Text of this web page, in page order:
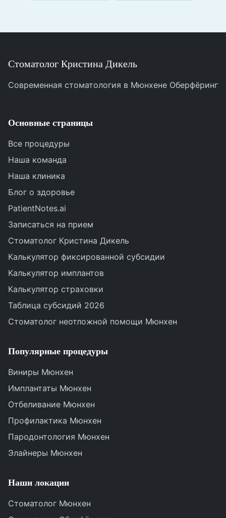
Стоматолог Кристина Дикель
Современная стоматология в Мюнхене Оберфёринг
Основные страницы
Все процедуры
Наша команда
Наша клиника
Блог о здоровье
PatientNotes.ai
Записаться на прием
Стоматолог Кристина Дикель
Калькулятор фиксированной субсидии
Калькулятор имплантов
Калькулятор страховки
Таблица субсидий 2026
Стоматолог неотложной помощи Мюнхен
Популярные процедуры
Виниры Мюнхен
Имплантаты Мюнхен
Отбеливание Мюнхен
Профилактика Мюнхен
Пародонтология Мюнхен
Элайнеры Мюнхен
Наши локации
Стоматолог Мюнхен